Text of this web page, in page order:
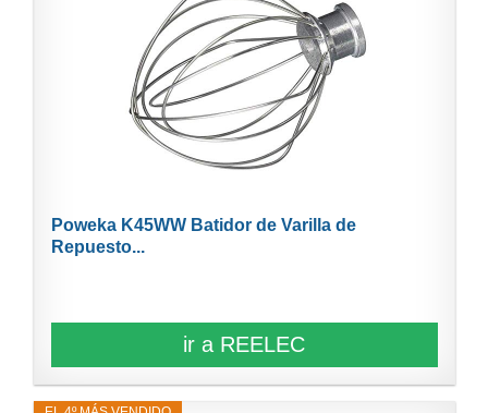
Poweka K45WW Batidor de Varilla de
Repuesto...
ir a REELEC